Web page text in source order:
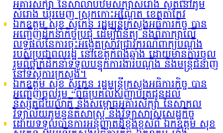
អគារសិក្សា នៃសាលាបឋមសិក្សាសំរោង ស្ថិតនៅភូមិ
សំរោង ឃុំរមេញ ស្រុកកោះអណ្ដែត ខេត្តតាកែវ
ឯកឧត្តម សុខ សូកេន រដ្ឋមន្រ្តីក្រសួងអធិការកិច្ច បាន
អញ្ជើញដឹកនាំកិច្ចប្រជុំ ដើម្បីពិនិត្យ និងពិភាក្សាលើ
លទ្ធផលនៃការចុះអង្កេតស្រាវជ្រាវករណីពាក្យបណ្ដឹង
របស់ប្រជាពលរដ្ឋ នៅខេត្តកំពង់ឆ្នាំង ដោយមានការចូល
រួមពីថ្នាក់ដឹកនាំទទួលបន្ទុកការងារបណ្ដឹង និងមន្រ្តីជំនាញ
នៅទីស្ដីការក្រសួង។
ឯកឧត្តម សុខ សូកេន រដ្ឋមន្រ្តីក្រសួងអធិការកិច្ច បាន
អញ្ជើញចូលរួម “ពិធីប្រគល់សញ្ញាបត្រជូនដល់
និស្សិតជ័យលាភី និងសម្ពោធអគារសិក្សា នៃសាកល
វិទ្យាល័យភូមិន្ទនីតិសាស្ត្រ និងវិទ្យាសាស្ត្រសេដ្ឋកិច្ច
ដោយទទួលបានការអនុញ្ញាតដ៏ខ្ពង់ខ្ពស់ពី ឯកឧត្តម សុខ